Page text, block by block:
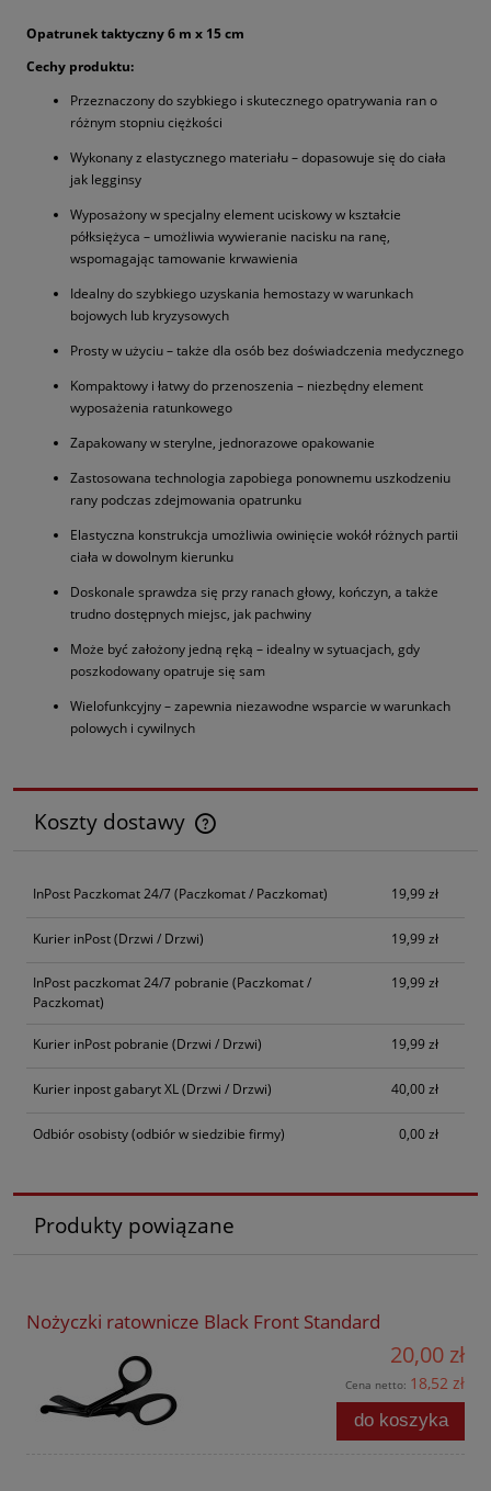
Opatrunek taktyczny 6 m x 15 cm
Cechy produktu:
Przeznaczony do szybkiego i skutecznego opatrywania ran o
różnym stopniu ciężkości
Wykonany z elastycznego materiału – dopasowuje się do ciała
jak legginsy
Wyposażony w specjalny element uciskowy w kształcie
półksiężyca – umożliwia wywieranie nacisku na ranę,
wspomagając tamowanie krwawienia
Idealny do szybkiego uzyskania hemostazy w warunkach
bojowych lub kryzysowych
Prosty w użyciu – także dla osób bez doświadczenia medycznego
Kompaktowy i łatwy do przenoszenia – niezbędny element
wyposażenia ratunkowego
Zapakowany w sterylne, jednorazowe opakowanie
Zastosowana technologia zapobiega ponownemu uszkodzeniu
rany podczas zdejmowania opatrunku
Elastyczna konstrukcja umożliwia owinięcie wokół różnych partii
ciała w dowolnym kierunku
Doskonale sprawdza się przy ranach głowy, kończyn, a także
trudno dostępnych miejsc, jak pachwiny
Może być założony jedną ręką – idealny w sytuacjach, gdy
poszkodowany opatruje się sam
Wielofunkcyjny – zapewnia niezawodne wsparcie w warunkach
polowych i cywilnych
Koszty dostawy
Cena nie zawiera ewentualnych kosztów płatności
InPost Paczkomat 24/7(Paczkomat / Paczkomat) 19,99 zł
Kurier inPost(Drzwi / Drzwi) 19,99 zł
InPost paczkomat 24/7 pobranie (Paczkomat /
Paczkomat)
19,99 zł
Kurier inPost pobranie (Drzwi / Drzwi) 19,99 zł
Kurier inpost gabaryt XL(Drzwi / Drzwi) 40,00 zł
Odbiór osobisty(odbiór w siedzibie firmy) 0,00 zł
Produkty powiązane
Nożyczki ratownicze Black Front Standard
20,00 zł
Cena netto: 18,52 zł
do koszyka